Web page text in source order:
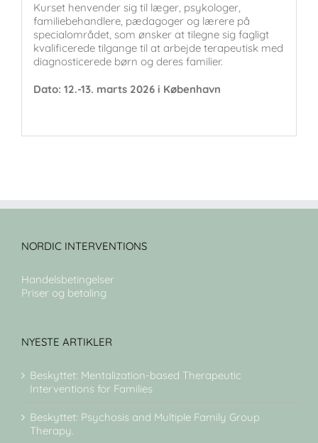
Kurset henvender sig til læger, psykologer,
familiebehandlere, pædagoger og lærere på
specialområdet, som ønsker at tilegne sig fagligt
kvalificerede tilgange til at arbejde terapeutisk med
diagnosticerede børn og deres familier.
Dato: 12.-13. marts 2026 i København
NORDIC INTERVENTIONS
Handelsbetingelser
Priser og betaling
NYESTE ARTIKLER
Beskyttet: Mentalization-based Therapeutic
Interventions for Families
Beskyttet: Psychosis and Multiple Family Group
Therapy.